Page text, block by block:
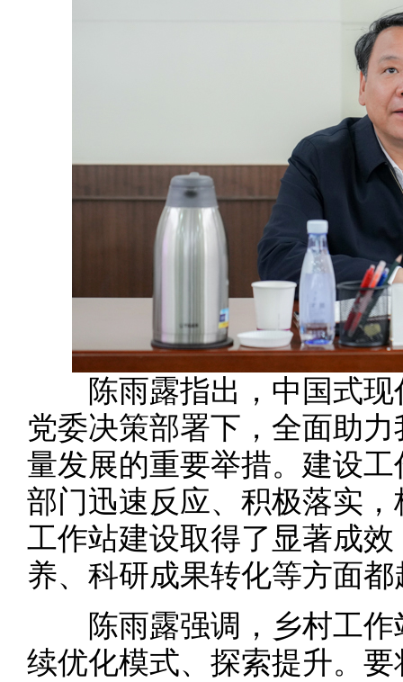
陈雨露指出，中国式现
党委决策部署下，全面助
量发展的重要举措。建设
部门迅速反应、积极落实
工作站建设取得了显著成
养、科研成果转化等方面
陈雨露强调，乡村工作
续优化模式、探索提升。